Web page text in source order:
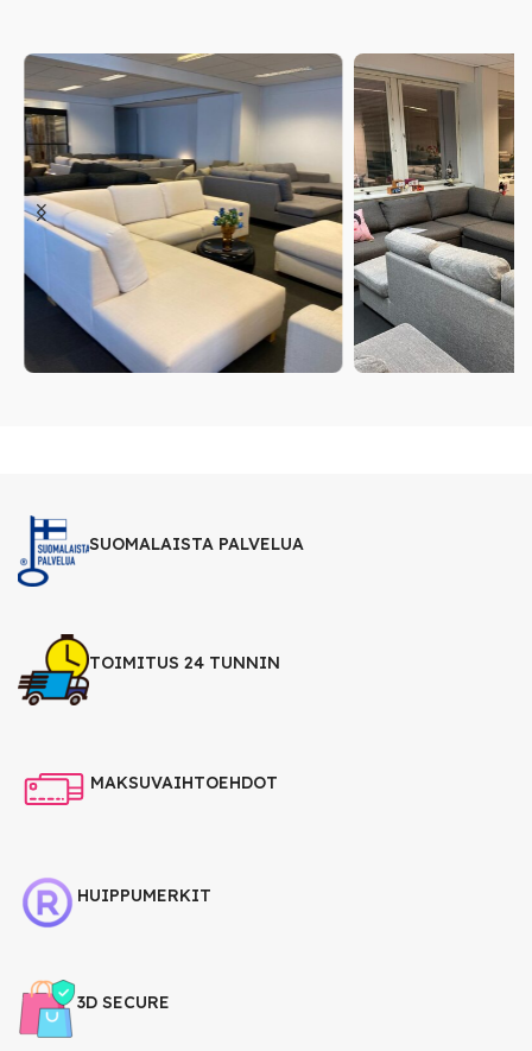
SUOMALAISTA PALVELUA
TOIMITUS 24 TUNNIN
MAKSUVAIHTOEHDOT
HUIPPUMERKIT
3D SECURE